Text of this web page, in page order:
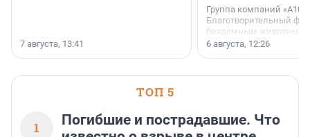
7 августа, 13:41
Группа компаний
Благотворительный
бездомным животным
заключили соглашение
6 августа, 12:26
ТОП 5
1
Погибшие и пострадавшие. Что